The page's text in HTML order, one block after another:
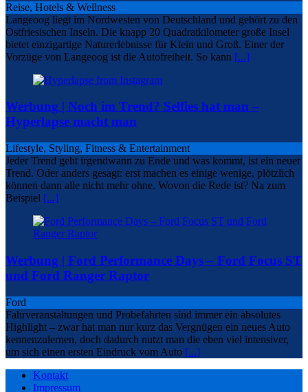
Reise, Hotels & Wellness
Langeoog liegt im Nordwesten von Deutschland und gehört zu den
Ostfriesischen Inseln. Die knapp 20 Quadratkilometer große Insel
bietet einzigartige Naturerlebnisse für Klein und Groß. Einer der
Vorzüge von Langeoog ist die Autofreiheit. So kann [...]
Werbung | Noch im Trend? Selfies hat man –
Hyperlapse macht man
Lifestyle, Styling, Fitness & Entertainment
Jeder Trend geht irgendwann zu Ende und was kommt, ist ein neuer
Trend. Oder anders gesagt: erst machen es einige wenige, plötzlich
können dann alle nicht mehr ohne. Wovon die Rede ist? Na zum
Beispiel [...]
Werbung | Ford Performance Days – Ford Focus ST
und Ford Ranger Raptor
Ford
Fahrveranstaltungen und Probefahrten sind immer ein absolutes
Highlight – zwar hat man nur kurz das Vergnügen ein neues Auto
kennenzulernen, doch dadurch nutzt man die eben viel intensiver,
um sich einen ersten Eindruck vom Auto [...]
Kontakt
Impressum